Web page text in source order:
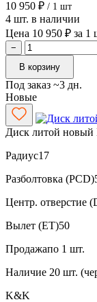
10 950 ₽ / 1 шт
4 шт. в наличии
Цена 10 950 ₽ за 1
−
В корзину
Под заказ ~3 дн.
Новые
Диск литой
Радиус17
Разболтовка (PCD)
Центр. отверстие
Вылет (ET)50
Продажапо 1 шт.
Наличие 20 шт.
K&K